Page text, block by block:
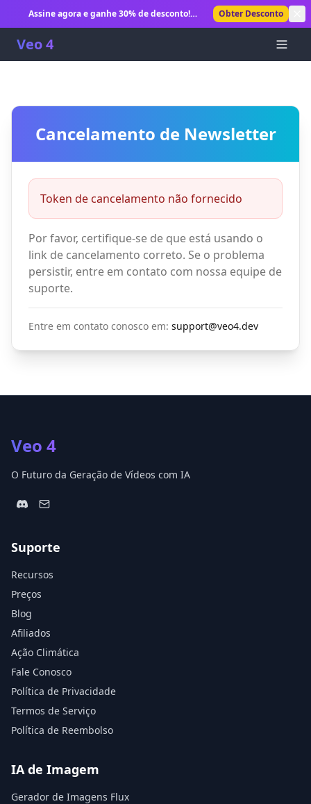
Assine agora e ganhe 30% de desconto!
Obter Desconto
Veo 4
Cancelamento de Newsletter
Token de cancelamento não fornecido
Por favor, certifique-se de que está usando o
link de cancelamento correto. Se o problema
persistir, entre em contato com nossa equipe de
suporte.
Entre em contato conosco em: support@veo4.dev
Veo 4
O Futuro da Geração de Vídeos com IA
Suporte
Recursos
Preços
Blog
Afiliados
Ação Climática
Fale Conosco
Política de Privacidade
Termos de Serviço
Política de Reembolso
IA de Imagem
Gerador de Imagens Flux